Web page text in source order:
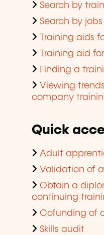
Search by
Search by
Training aids
Training aid
Finding a
Viewing
company
Quick
Adult
Validation of
Obtain a
continuing
Cofunding of
Skills audit